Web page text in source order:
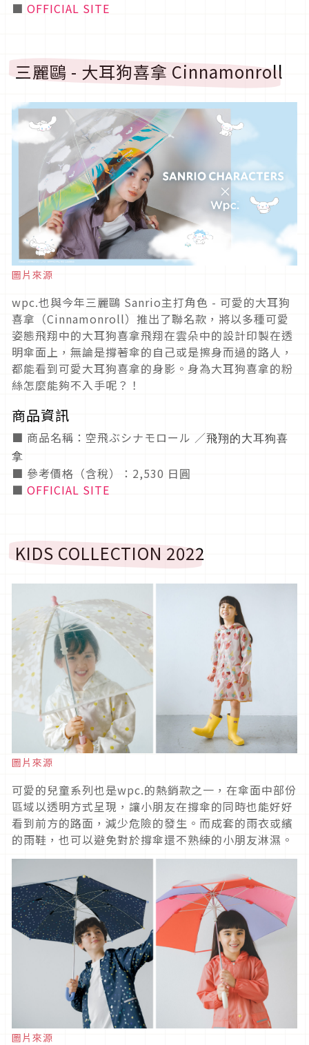
■ OFFICIAL SITE
三麗鷗 - 大耳狗喜拿 Cinnamonroll
圖片來源
wpc.也與今年三麗鷗 Sanrio主打角色 - 可愛的大耳狗
喜拿（Cinnamonroll）推出了聯名款，將以多種可愛
姿態飛翔中的大耳狗喜拿飛翔在雲朵中的設計印製在透
明傘面上，無論是撐著傘的自己或是擦身而過的路人，
都能看到可愛大耳狗喜拿的身影。身為大耳狗喜拿的粉
絲怎麼能夠不入手呢？！
商品資訊
■ 商品名稱：空飛ぶシナモロール ／飛翔的大耳狗喜
拿
■ 參考價格（含稅）：2,530 日圓
■ OFFICIAL SITE
KIDS COLLECTION 2022
圖片來源
可愛的兒童系列也是wpc.的熱銷款之一，在傘面中部份
區域以透明方式呈現，讓小朋友在撐傘的同時也能好好
看到前方的路面，減少危險的發生。而成套的雨衣或繽
的雨鞋，也可以避免對於撐傘還不熟練的小朋友淋濕。
圖片來源